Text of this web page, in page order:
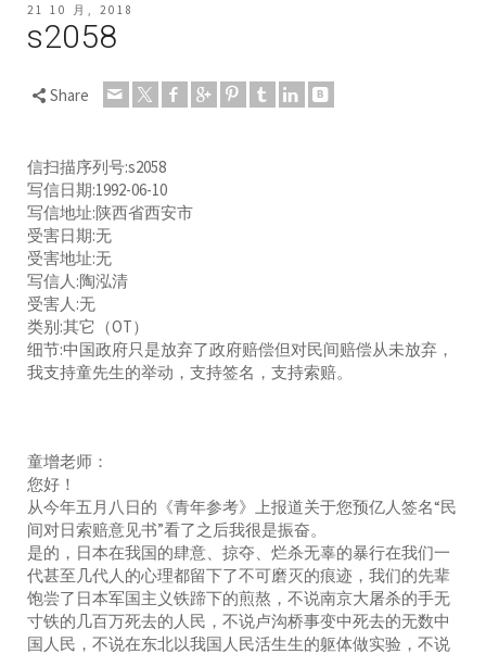
21 10 月, 2018
s2058
Share
信扫描序列号:s2058
写信日期:1992-06-10
写信地址:陕西省西安市
受害日期:无
受害地址:无
写信人:陶泓清
受害人:无
类别:其它（OT）
细节:中国政府只是放弃了政府赔偿但对民间赔偿从未放弃，
我支持童先生的举动，支持签名，支持索赔。
童增老师：
您好！
从今年五月八日的《青年参考》上报道关于您预亿人签名“民
间对日索赔意见书”看了之后我很是振奋。
是的，日本在我国的肆意、掠夺、烂杀无辜的暴行在我们一
代甚至几代人的心理都留下了不可磨灭的痕迹，我们的先辈
饱尝了日本军国主义铁蹄下的煎熬，不说南京大屠杀的手无
寸铁的几百万死去的人民，不说卢沟桥事变中死去的无数中
国人民，不说在东北以我国人民活生生的躯体做实验，不说